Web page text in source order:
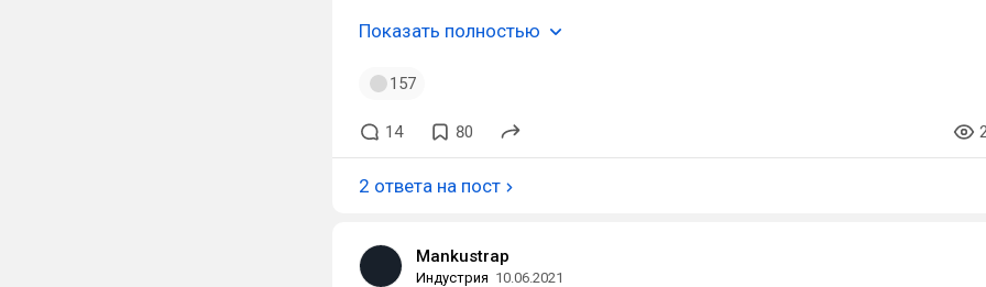
Показать полностью
157
14 80
2 ответа на пост
Mankustrap
Индустрия 10.06.2021